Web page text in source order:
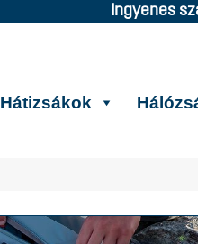
Ingyenes
Hátizsákok